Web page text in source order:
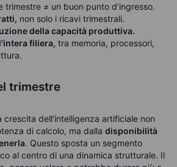
trimestre ≠ un buon punto d’ingresso.
non solo i ricavi trimestrali.
della capacità produttiva.
filiera, tra memoria, processori,
trimestre
crescita dell’intelligenza artificiale non
di calcolo, ma dalla disponibilità
. Questo sposta un segmento
al centro di una dinamica strutturale. Il